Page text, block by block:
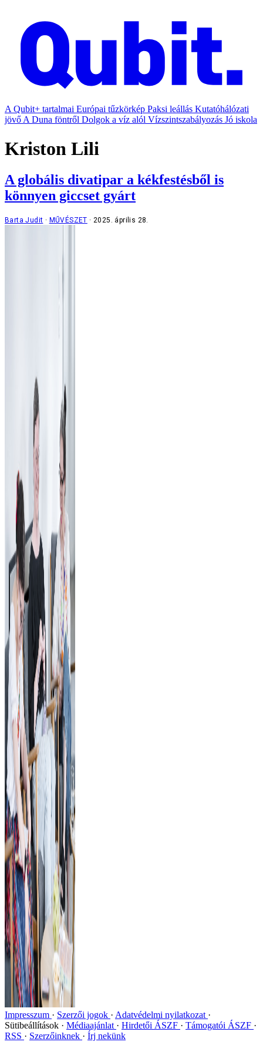
A Qubit+ tartalmai Európai tűzkörkép Paksi leállás Kutatóhálózati
jövő A Duna föntről Dolgok a víz alól Vízszintszabályozás Jó iskola
Kriston Lili
A globális divatipar a kékfestésből is
könnyen giccset gyárt
Barta Judit MŰVÉSZET 2025. április 28.
Impresszum Szerzői jogok
Adatvédelmi nyilatkozat
Sütibeállítások
Médiaajánlat Hirdetői ÁSZF
Támogatói ÁSZF
RSS
Szerzőinknek Írj nekünk